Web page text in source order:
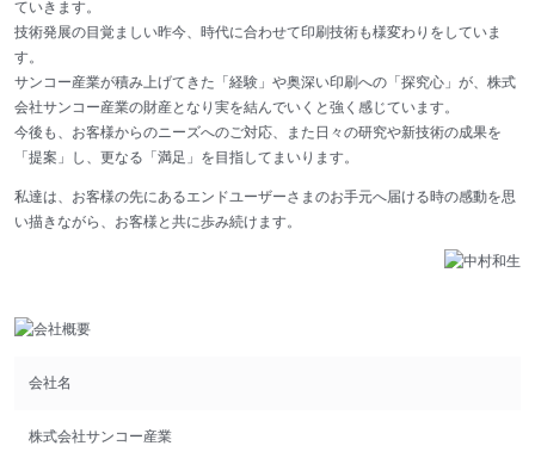
ていきます。
技術発展の目覚ましい昨今、時代に合わせて印刷技術も様変わりをしていま
す。
サンコー産業が積み上げてきた「経験」や奥深い印刷への「探究心」が、株式
会社サンコー産業の財産となり実を結んでいくと強く感じています。
今後も、お客様からのニーズへのご対応、また日々の研究や新技術の成果を
「提案」し、更なる「満足」を目指してまいります。
私達は、お客様の先にあるエンドユーザーさまのお手元へ届ける時の感動を思
い描きながら、お客様と共に歩み続けます。
会社名
株式会社サンコー産業